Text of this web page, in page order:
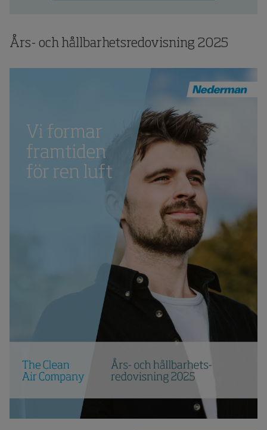
Års- och hållbarhetsredovisning 2025